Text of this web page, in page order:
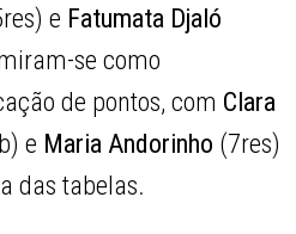
e Fatumata Djaló
se como
de pontos, com Clara
e Maria Andorinho (7res)
das tabelas.